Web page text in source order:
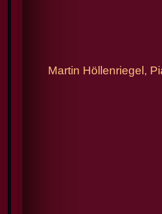
Martin Höllenriegel,